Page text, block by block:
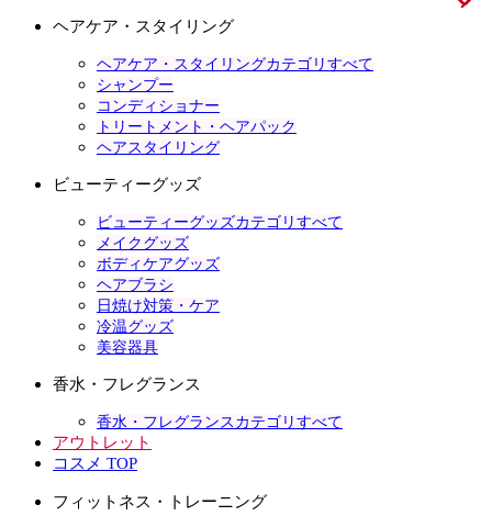
ヘアケア・スタイリング
ヘアケア・スタイリングカテゴリすべて
シャンプー
コンディショナー
トリートメント・ヘアパック
ヘアスタイリング
ビューティーグッズ
ビューティーグッズカテゴリすべて
メイクグッズ
ボディケアグッズ
ヘアブラシ
日焼け対策・ケア
冷温グッズ
美容器具
香水・フレグランス
香水・フレグランスカテゴリすべて
アウトレット
コスメ TOP
フィットネス・トレーニング